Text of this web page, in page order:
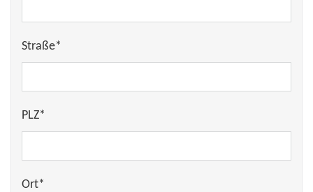
Straße*
PLZ*
Ort*